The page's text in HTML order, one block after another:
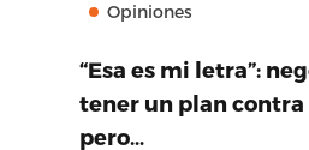
Opiniones
“Esa es mi letra”:
tener un plan contra
pero…